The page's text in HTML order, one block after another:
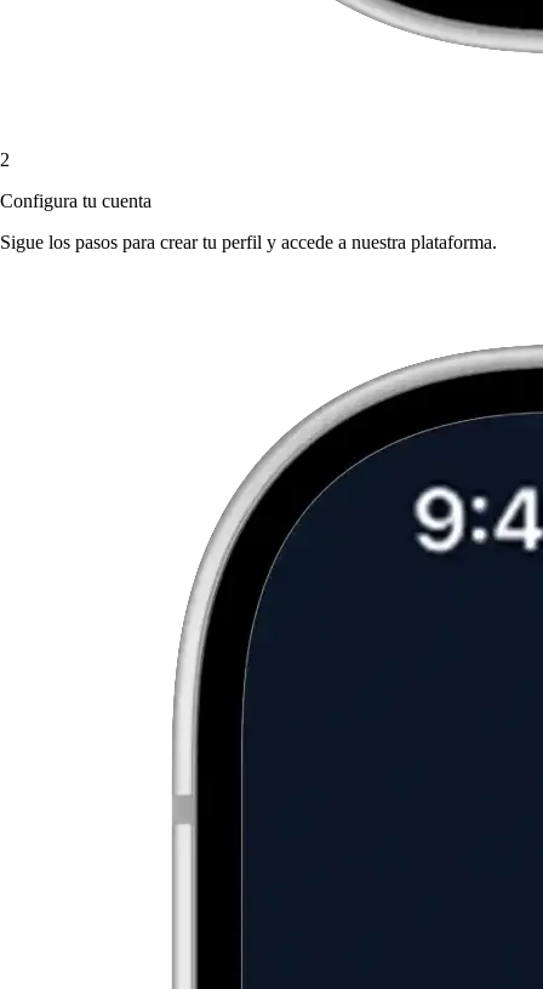
2
Configura tu cuenta
Sigue los pasos para crear tu perfil y accede a nuestra plataforma.